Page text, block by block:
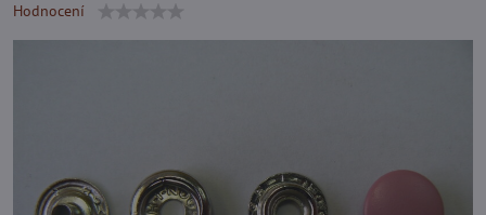
Hodnocení